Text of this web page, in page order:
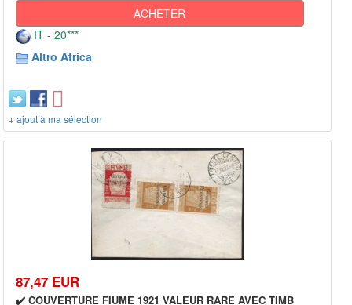
ACHETER
IT - 20***
Altro Africa
+ ajout à ma sélection
87,47 EUR
✔️ COUVERTURE FIUME 1921 VALEUR RARE AVEC TIMB